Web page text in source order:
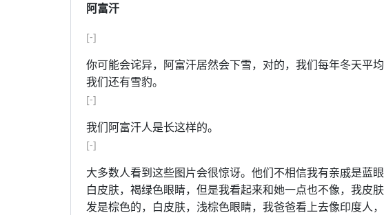
阿富汗
[-]
你可能会诧异，阿富汗居然会下雪，对的，我们每年冬天平
我们还有雪豹。
[-]
我们阿富汗人是长这样的。
[-]
大多数人看到这些图片会很惊讶。他们不相信我有亲戚是蓝
白皮肤，褐绿色眼睛，但是我看起来和她一点也不像，我皮
发是棕色的，白皮肤，浅棕色眼睛，我爸爸看上去像印度人